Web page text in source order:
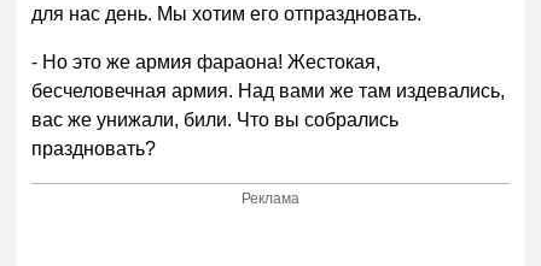
для нас день. Мы хотим его отпраздновать.
- Но это же армия фараона! Жестокая,
бесчеловечная армия. Над вами же там издевались,
вас же унижали, били. Что вы собрались
праздновать?
Реклама